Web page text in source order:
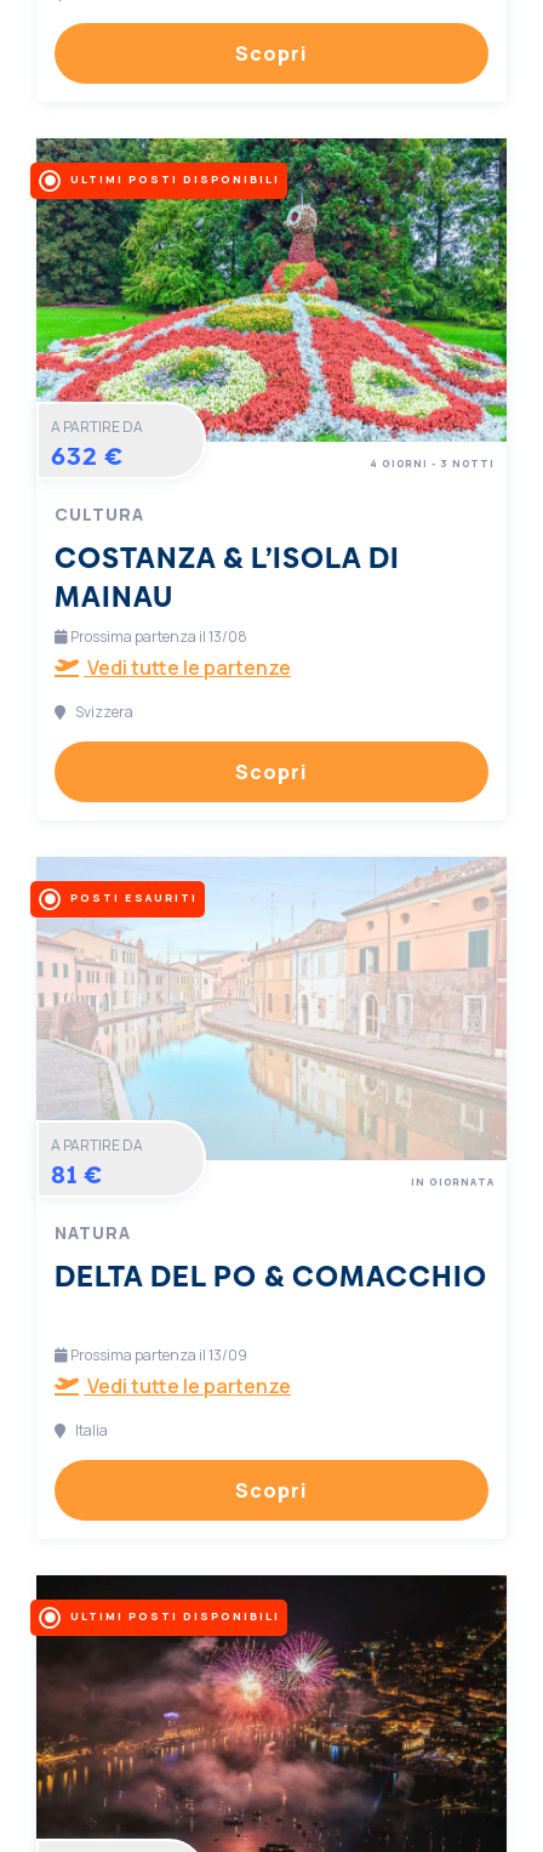
Scopri
ULTIMI POSTI DISPONIBILI
A PARTIRE DA
632 €
CULTURA
COSTANZA & L’ISOLA DI
MAINAU
4 GIORNI - 3 NOTTI
Prossima partenza il 13/08
Vedi tutte le partenze
Svizzera
Scopri
POSTI ESAURITI
A PARTIRE DA
81 €
NATURA
DELTA DEL PO & COMACCHIO
IN GIORNATA
Prossima partenza il 13/09
Vedi tutte le partenze
Italia
Scopri
ULTIMI POSTI DISPONIBILI